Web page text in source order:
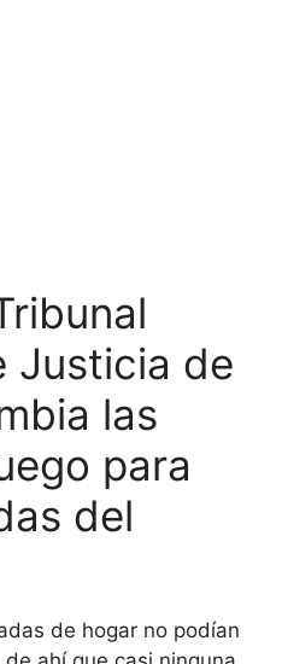
Justicia de
las
para
del
de hogar no podían